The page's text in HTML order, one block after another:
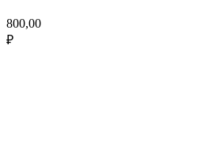
800,00
₽